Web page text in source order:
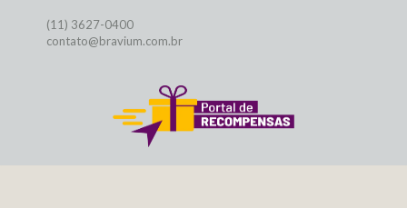
(11) 3627-0400
contato@bravium.com.br